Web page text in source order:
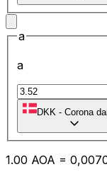
a
a
DKK - Corona
1.00 AOA = 0,